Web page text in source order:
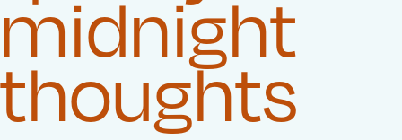
midnight
thoughts